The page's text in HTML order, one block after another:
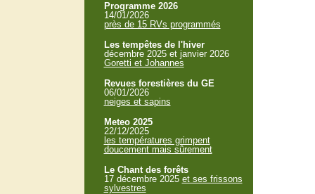
Programme 2026
14/01/2026
près de 15 RVs programmés
Les tempêtes de l'hiver
décembre 2025 et janvier 2026
Goretti et Johannes
Revues forestières du GE
06/01/2026
neiges et sapins
Meteo 2025
22/12/2025
les températures grimpent
doucement mais sûrement
Le Chant des forêts
17 décembre 2025 et ses frissons
sylvestres